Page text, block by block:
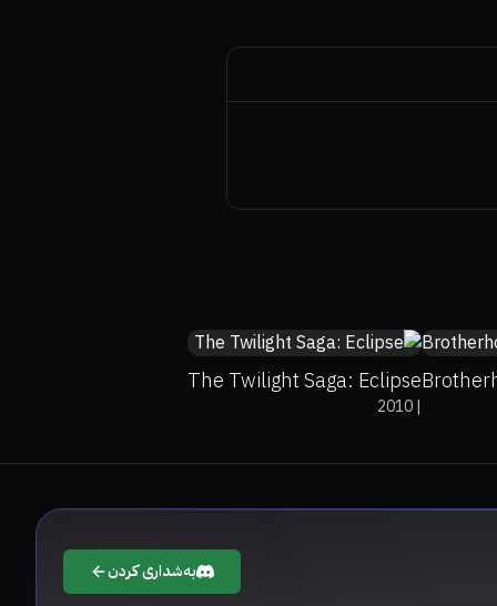
The Twilight Saga: Eclipse
|
2010
بەشداری کردن